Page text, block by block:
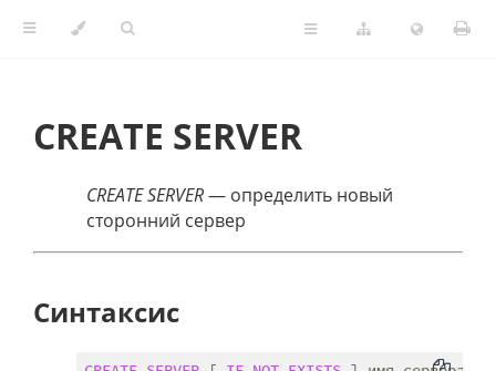
CREATE SERVER
CREATE SERVER— определить новый
сторонний сервер
Синтаксис